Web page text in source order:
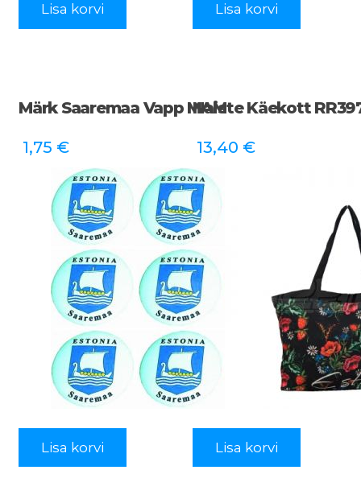
Lisa korvi Lisa korvi
Märk Saaremaa Vapp MAM
1,75 €
Lisa korvi
Naiste Käekott
13,40 €
Lisa korvi